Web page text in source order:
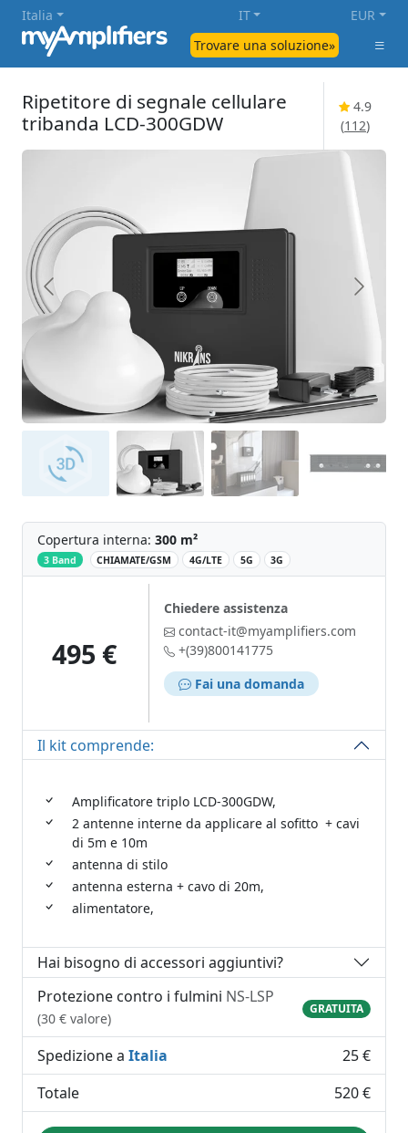
Trovare una soluzione»
Italia IT EUR
Ripetitore di segnale cellulare
tribanda LCD-300GDW
4.9
(112)
Copertura interna: 300 m²
3 Band ‌ CHIAMATE/GSM 4G/LTE 5G 3G
495 €
Chiedere assistenza
contact-it@myamplifiers.com
+(39)800141775
Fai una domanda
Il kit comprende:
Amplificatore triplo LCD-300GDW,
2 antenne interne da applicare al sofitto + cavi
di 5m e 10m
antenna di stilo
antenna esterna + cavo di 20m,
alimentatore,
Hai bisogno di accessori aggiuntivi?
Protezione contro i fulmini NS-LSP
(30 € valore)
GRATUITA
Spedizione a Italia
25 €
Totale
520 €